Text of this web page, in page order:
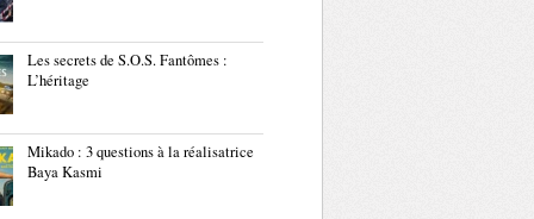
Les secrets de S.O.S. Fantômes :
L’héritage
Mikado : 3 questions à la réalisatrice
Baya Kasmi